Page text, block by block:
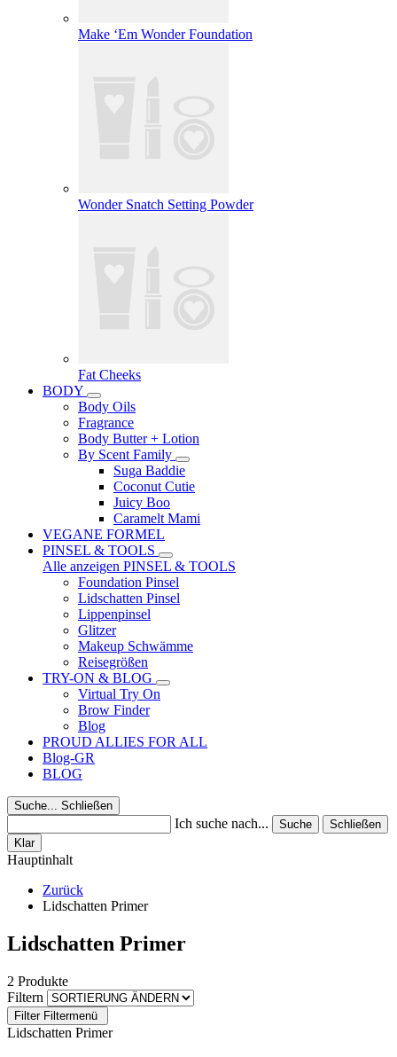
Make ‘Em Wonder Foundation
Wonder Snatch Setting Powder
Fat Cheeks
BODY
Body Oils
Fragrance
Body Butter + Lotion
By Scent Family
Suga Baddie
Coconut Cutie
Juicy Boo
Caramelt Mami
VEGANE FORMEL
PINSEL & TOOLS
Alle anzeigen PINSEL & TOOLS
Foundation Pinsel
Lidschatten Pinsel
Lippenpinsel
Glitzer
Makeup Schwämme
Reisegrößen
TRY-ON & BLOG
Virtual Try On
Brow Finder
Blog
PROUD ALLIES FOR ALL
Blog-GR
BLOG
Suche... Schließen
Ich suche nach... Suche
Schließen
Klar
Hauptinhalt
Zurück
Lidschatten Primer
Lidschatten Primer
2 Produkte
Filtern
Filter Filtermenü
Lidschatten Primer